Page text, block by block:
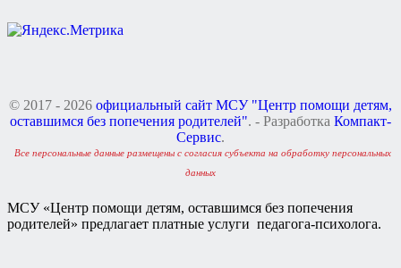
© 2017 - 2026 официальный сайт МСУ "Центр помощи детям,
оставшимся без попечения родителей". - Разработка Компакт-
Сервис.
Все персональные данные размещены с согласия субъекта на обработку персональных
данных
МСУ «Центр помощи детям, оставшимся без попечения
родителей» предлагает платные услуги педагога-психолога.